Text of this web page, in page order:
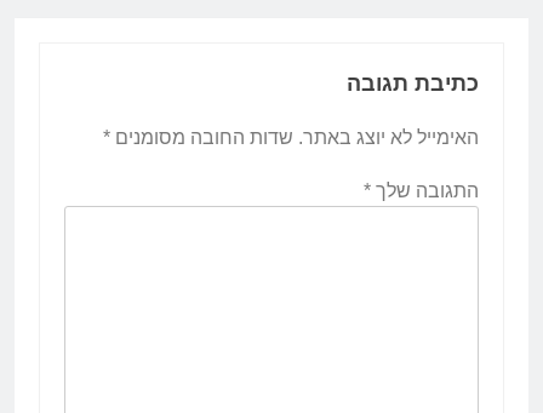
כתיבת תגובה
האימייל לא יוצג באתר. שדות החובה מסומנים *
התגובה שלך *